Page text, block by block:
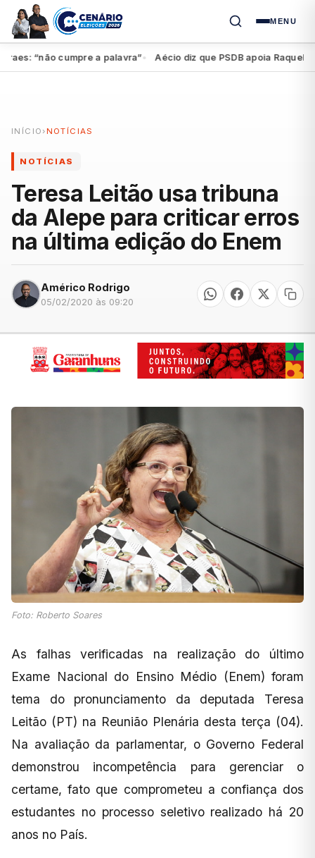
MENU
“não cumpre a palavra”● Aécio diz que PSDB apoia Raquel,
INÍCIO › NOTÍCIAS
NOTÍCIAS
Teresa Leitão usa tribuna
da Alepe para criticar erros
na última edição do Enem
Américo Rodrigo
05/02/2020 às 09:20
Foto: Roberto Soares
As falhas verificadas na realização do último
Exame Nacional do Ensino Médio (Enem) foram
tema do pronunciamento da deputada Teresa
Leitão (PT) na Reunião Plenária desta terça (04).
Na avaliação da parlamentar, o Governo Federal
demonstrou incompetência para gerenciar o
certame, fato que comprometeu a confiança dos
estudantes no processo seletivo realizado há 20
anos no País.